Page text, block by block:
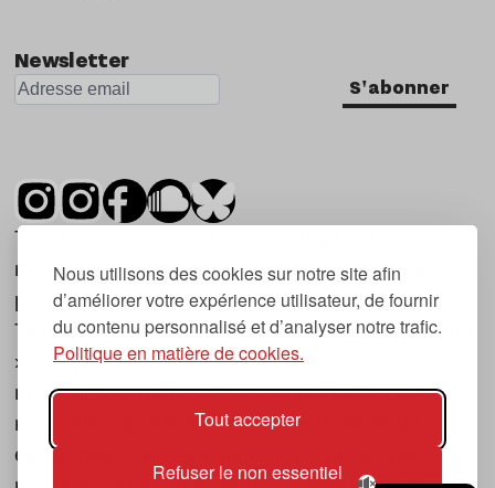
Nous utilisons des cookies sur notre site afin
d’améliorer votre expérience utilisateur, de fournir
du contenu personnalisé et d’analyser notre trafic.
Politique en matière de cookies.
Tout accepter
Refuser le non essentiel
Newsletter
S'abonner
Tsugi est un mensuel indépendant sur la
musique et les nouvelles tendances, dont la
première parution date de 2007.
Tsugi en japonais signifie « prochain », « suivant
», ce qui correspond à la thématique du
magazine, à l’affût des nouvelles tendances
musicales, qu’elles viennent de la musique
électronique, du rock ou du hip hop, et des